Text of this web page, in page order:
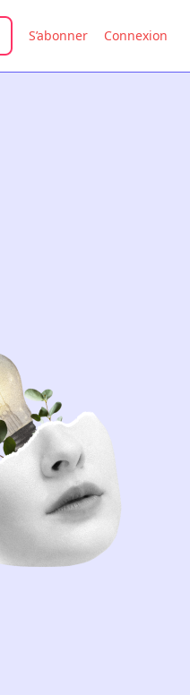
S’abonner Connexion